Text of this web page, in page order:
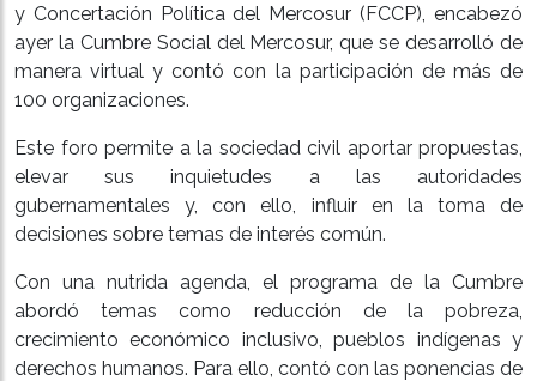
y Concertación Política del Mercosur (FCCP), encabezó
ayer la Cumbre Social del Mercosur, que se desarrolló de
manera virtual y contó con la participación de más de
100 organizaciones.
Este foro permite a la sociedad civil aportar propuestas,
elevar sus inquietudes a las autoridades
gubernamentales y, con ello, influir en la toma de
decisiones sobre temas de interés común.
Con una nutrida agenda, el programa de la Cumbre
abordó temas como reducción de la pobreza,
crecimiento económico inclusivo, pueblos indígenas y
derechos humanos. Para ello, contó con las ponencias de